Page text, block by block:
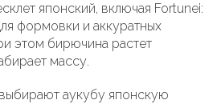
японский, включая Fortunei:
формовки и аккуратных
этом бирючина растет
массу.
аукубу японскую